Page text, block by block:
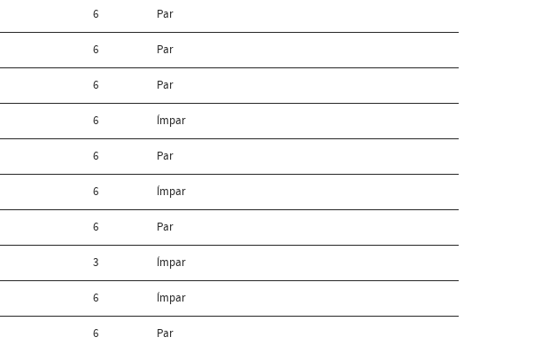
6 Par
6 Par
6 Par
6 Ímpar
6 Par
6 Ímpar
6 Par
3 Ímpar
6 Ímpar
6 Par